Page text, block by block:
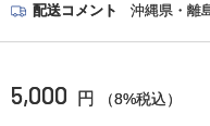
配送コメント 沖縄県・離
5,000 円 （8%税込）